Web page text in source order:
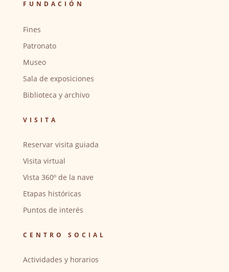
FUNDACIÓN
Fines
Patronato
Museo
Sala de exposiciones
Biblioteca y archivo
VISITA
Reservar visita guiada
Visita virtual
Vista 360º de la nave
Etapas históricas
Puntos de interés
CENTRO SOCIAL
Actividades y horarios